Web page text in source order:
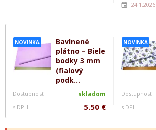
NOVINKA
Bavlnené
plátno – Biele
bodky 3 mm
(fialový
podk...
Dostupnosť skladom
s DPH 5.50 €
NOVINKA
Dostupnosť
s DPH
24.1.2026